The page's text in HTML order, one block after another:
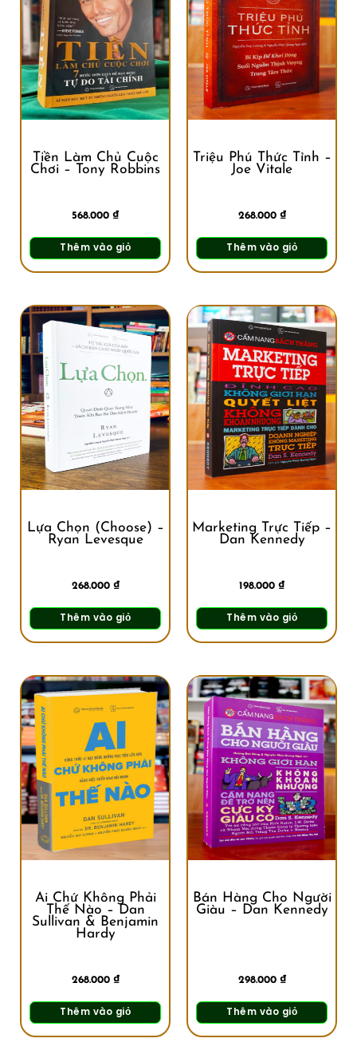
Tiền Làm Chủ Cuộc
Chơi – Tony Robbins
568.000 ₫
Thêm vào giỏ
Triệu Phú Thức Tỉnh –
Joe Vitale
268.000 ₫
Thêm vào giỏ
Lựa Chọn (Choose) –
Ryan Levesque
268.000 ₫
Thêm vào giỏ
Marketing Trực Tiếp –
Dan Kennedy
198.000 ₫
Thêm vào giỏ
Ai Chứ Không Phải
Thế Nào – Dan
Sullivan & Benjamin
Hardy
268.000 ₫
Thêm vào giỏ
Bán Hàng Cho Người
Giàu – Dan Kennedy
298.000 ₫
Thêm vào giỏ